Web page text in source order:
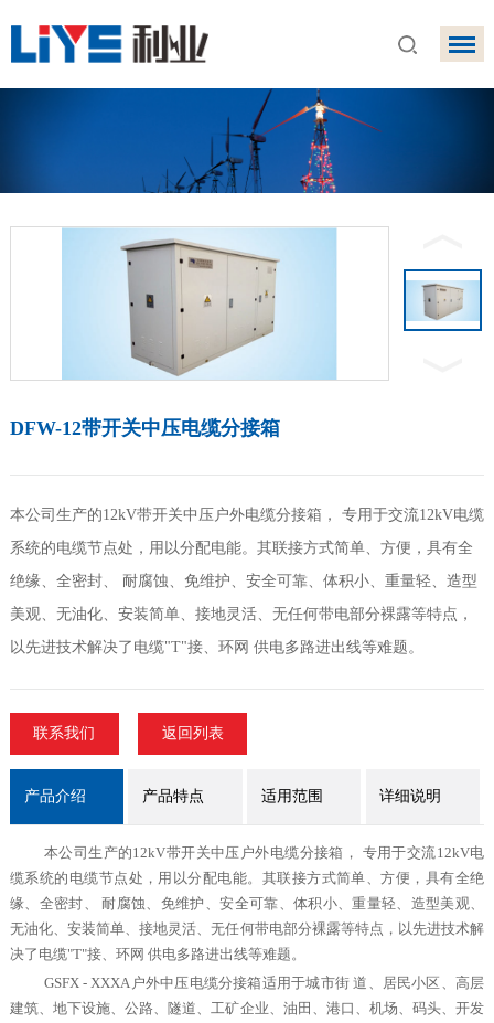
DFW-12带开关中压电缆分接箱
本公司生产的12kV带开关中压户外电缆分接箱， 专用于交流12kV电缆
系统的电缆节点处，用以分配电能。其联接方式简单、方便，具有全
绝缘、全密封、 耐腐蚀、免维护、安全可靠、体积小、重量轻、造型
美观、无油化、安装简单、接地灵活、无任何带电部分裸露等特点，
以先进技术解决了电缆"T"接、环网 供电多路进出线等难题。
联系我们 返回列表
产品介绍 产品特点 适用范围 详细说明
本公司生产的12kV带开关中压户外电缆分接箱， 专用于交流12kV电
缆系统的电缆节点处，用以分配电能。其联接方式简单、方便，具有全绝
缘、全密封、
耐腐蚀、免维护、安全可靠、体积小、重量轻、造型美观、
无油化、安装简单、接地灵活、无任何带电部分裸露等特点，以先进技术解
决了电缆"T"接、环网 供电多路进出线等难题。
GSFX- XXXA 户外中压电缆分接箱适用于城市街 道、居民小区、高层
建筑、地下设施、公路、隧道、工矿企业、油田、港口、机场、码头、开发